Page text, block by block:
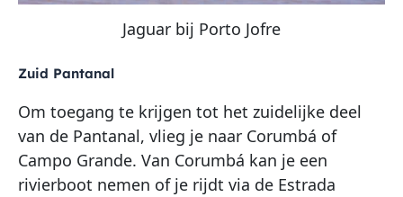
Jaguar bij Porto Jofre
Zuid Pantanal
Om toegang te krijgen tot het zuidelijke deel
van de Pantanal, vlieg je naar Corumbá of
Campo Grande. Van Corumbá kan je een
rivierboot nemen of je rijdt via de Estrada